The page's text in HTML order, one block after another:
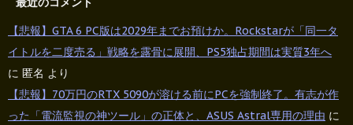
【悲報】GTA 6 PC版は2029年までお預けか。Rockstarが「同一タ
イトルを二度売る」戦略を露骨に展開、PS5独占期間は実質3年へ
に 匿名 より
【悲報】70万円のRTX 5090が溶ける前にPCを強制終了。有志が作
った「電流監視の神ツール」の正体と、ASUS Astral専用の理由 に